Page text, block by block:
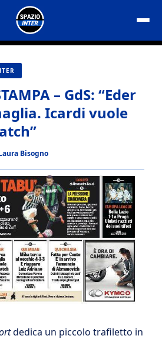
– GdS: “Eder
Icardi vuole
Bisogno
dedica un piccolo trafiletto in